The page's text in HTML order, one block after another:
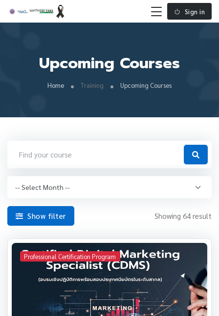
Sign in
Upcoming Courses
Home Training Upcoming Courses
Show filter Showing 64 result
Professional Certification Program